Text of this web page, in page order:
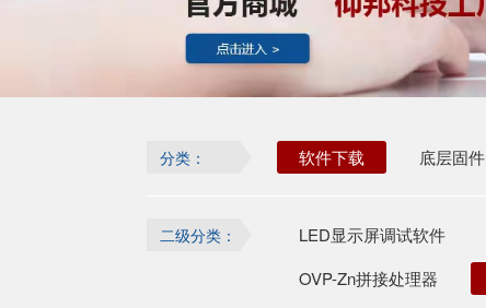
分类： 软件下载 底层固件
二级分类： LED显示屏调试软件
OVP-Zn拼接处理器